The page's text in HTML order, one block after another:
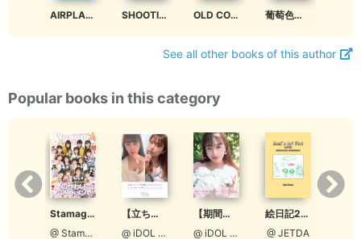
AIRPLANES AT NRT tieP books Vol.009 SHOOTING AVIATION AT THE AIRPORT tieP books Vol.008 OLD COLEMAN MUSEUM JAPAN OFFICIAL PHOTOSNAP tieP books Vol.007 葡萄色の記憶 MEMORIES OF MARONE tieP books Vol.006
See all other books of this author
Popular books in this category
Stamaga★Fille 2021年12月発売号（通算第6号）
@ StamagaFille編集部
【立ち読み版】ロクセンチフィルム ＃おうちじかん
@ iDOL picture project
【期間限定】ロクセンチフィルム ＃おうちじかん【Aタイプ［宮脇理子表紙］】
@ iDOL picture project
絵日記2018
@ JETDA